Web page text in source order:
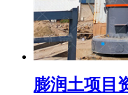
膨润土项目